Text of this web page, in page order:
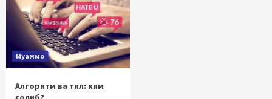
Муаммо
Алгоритм ва тил: ким